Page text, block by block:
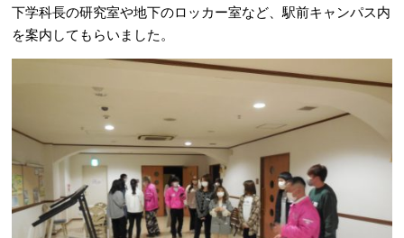
下学科長の研究室や地下のロッカー室など、駅前キャンパス内
を案内してもらいました。